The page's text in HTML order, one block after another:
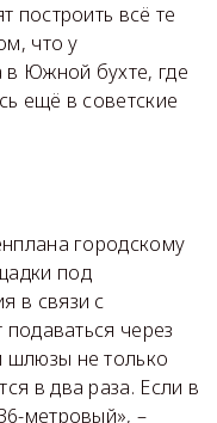
построить всё те
что у
Южной бухте, где
ещё в советские
городскому
под
в связи с
через
шлюзы не только
в два раза. Если в
метровый», –